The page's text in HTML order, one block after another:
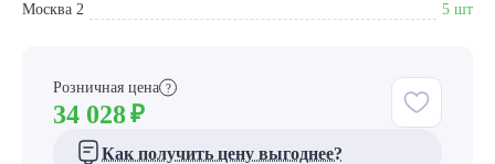
Розничная цена ?
34 028₽
Как получить цену выгоднее?
Москва 2 5 шт